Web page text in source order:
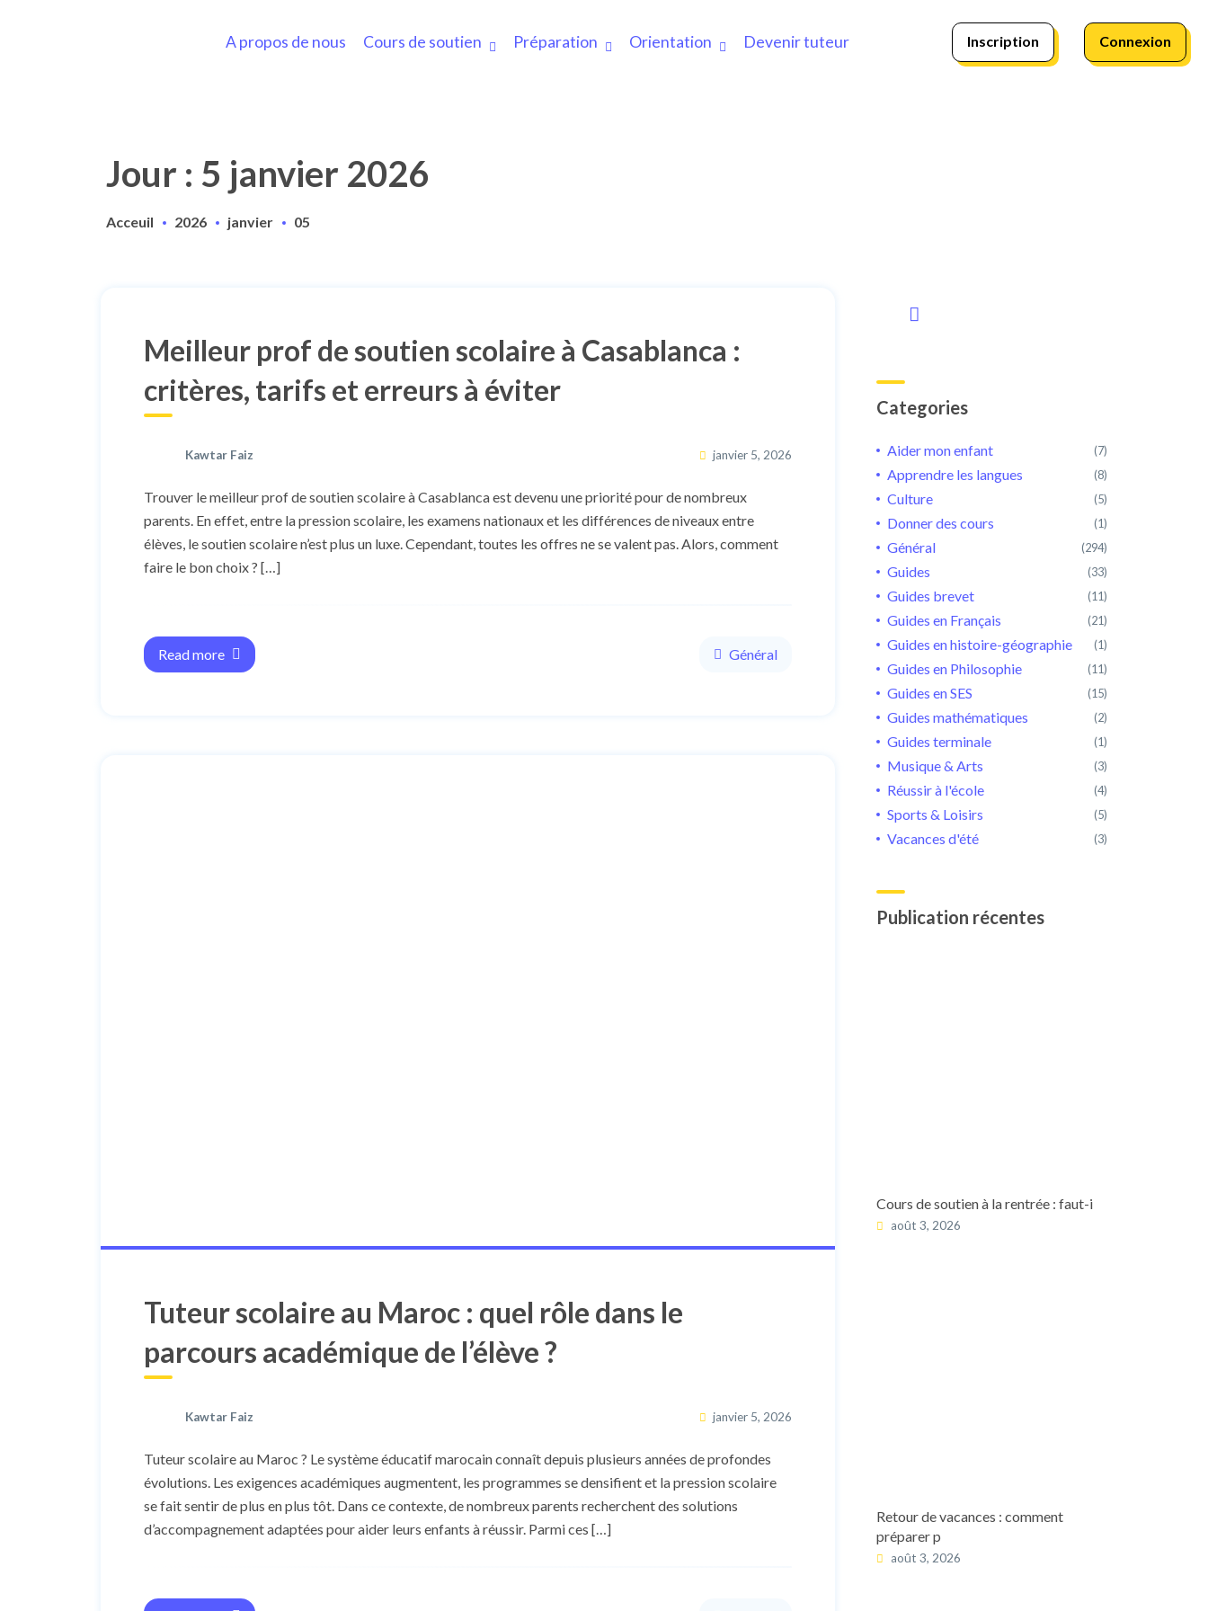
A propos de nous Cours de soutien Préparation Orientation Devenir tuteur Inscription Connexion
Jour : 5 janvier 2026
Acceuil 2026 janvier 05
Meilleur prof de soutien scolaire à Casablanca :
critères, tarifs et erreurs à éviter
Kawtar Faiz janvier 5, 2026
Trouver le meilleur prof de soutien scolaire à Casablanca est devenu une priorité pour de nombreux
parents. En effet, entre la pression scolaire, les examens nationaux et les différences de niveaux entre
élèves, le soutien scolaire n’est plus un luxe. Cependant, toutes les offres ne se valent pas. Alors, comment
faire le bon choix ? […]
Read more Général
Tuteur scolaire au Maroc : quel rôle dans le
parcours académique de l’élève ?
Kawtar Faiz janvier 5, 2026
Tuteur scolaire au Maroc ? Le système éducatif marocain connaît depuis plusieurs années de profondes
évolutions. Les exigences académiques augmentent, les programmes se densifient et la pression scolaire
se fait sentir de plus en plus tôt. Dans ce contexte, de nombreux parents recherchent des solutions
d’accompagnement adaptées pour aider leurs enfants à réussir. Parmi ces […]
Categories
Aider mon enfant (7)
Apprendre les langues (8)
Culture (5)
Donner des cours (1)
Général (294)
Guides (33)
Guides brevet (11)
Guides en Français (21)
Guides en histoire-géographie (1)
Guides en Philosophie (11)
Guides en SES (15)
Guides mathématiques (2)
Guides terminale (1)
Musique & Arts (3)
Réussir à l'école (4)
Sports & Loisirs (5)
Vacances d'été (3)
Publication récentes
Cours de soutien à la rentrée : faut-i
août 3, 2026
Retour de vacances : comment
préparer p
août 3, 2026